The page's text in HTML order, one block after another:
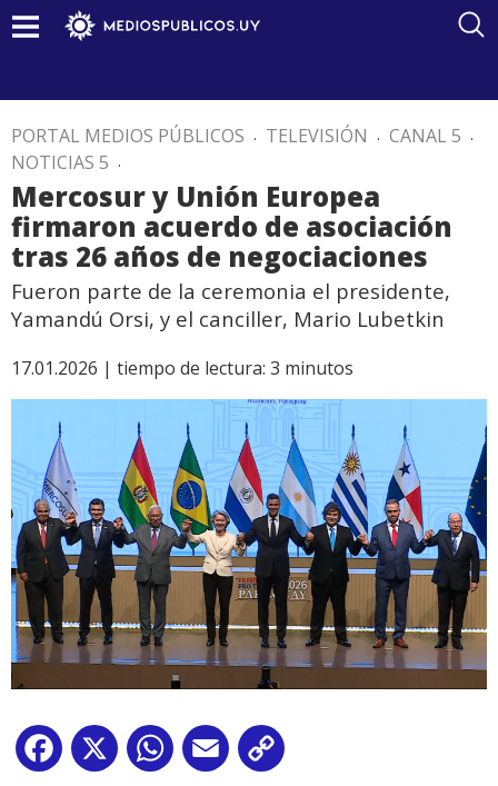
PORTAL MEDIOS PÚBLICOS . TELEVISIÓN . CANAL 5 .
NOTICIAS 5 .
Mercosur y Unión Europea
firmaron acuerdo de asociación
tras 26 años de negociaciones
Fueron parte de la ceremonia el presidente,
Yamandú Orsi, y el canciller, Mario Lubetkin
17.01.2026 | tiempo de lectura: 3 minutos
Facebook
X WhatsApp
Email